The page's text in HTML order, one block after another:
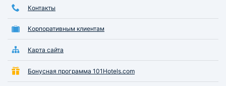
Контакты
Корпоративным клиентам
Карта сайта
Бонусная программа 101Hotels.com